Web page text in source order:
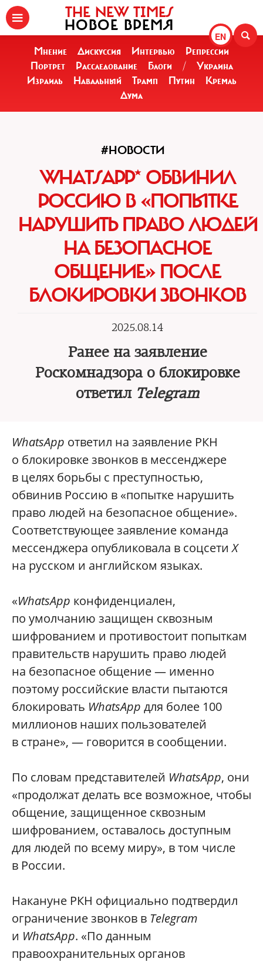
EN
THE NEW TIMES
НОВОЕ ВРЕМЯ
Мнение Дискуссия Интервью
Репрессии
Портрет
Расследование Блоги /
Украина
Израиль
Навальный Трамп Путин
Кремль
Дума
#НОВОСТИ
WHATSAPP* ОБВИНИЛ
РОССИЮ В «ПОПЫТКЕ
НАРУШИТЬ ПРАВО ЛЮДЕЙ
НА БЕЗОПАСНОЕ
ОБЩЕНИЕ» ПОСЛЕ
БЛОКИРОВКИ ЗВОНКОВ
2025.08.14
Ранее на заявление
Роскомнадзора о блокировке
ответил Telegram
WhatsApp ответил на заявление РКН
о блокировке звонков в мессенджере
в целях борьбы с преступностью,
обвинив Россию в «попытке нарушить
право людей на безопасное общение».
Соответствующее заявление команда
мессенджера опубликовала в соцсетиХ
на русском и английском языках.
«WhatsApp конфиденциален,
по умолчанию защищен сквозным
шифрованием и противостоит попыткам
правительств нарушить право людей
на безопасное общение — именно
поэтому российские власти пытаются
блокировать WhatsApp для болee 100
миллионов наших пользователей
в стране», — говорится в сообщении.
По словам представителей WhatsApp, они
«продолжат делать все возможное, чтобы
общение, защищенное сквозным
шифрованием, оставалось доступным
для людей по всему миру», в том числе
в России.
Накануне РКН официально подтвердил
ограничение звонков в Telegram
и WhatsApp. «По данным
правоохранительных органов